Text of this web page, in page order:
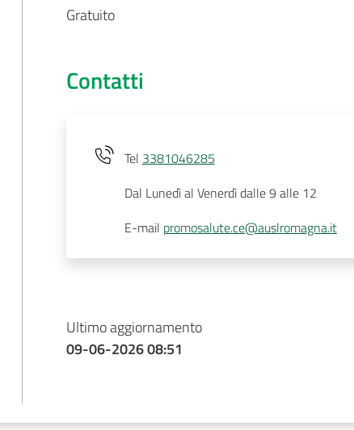
Gratuito
Contatti
Tel 3381046285
Dal Lunedì al Venerdì dalle 9 alle 12
E-mail promosalute.ce@auslromagna.it
Ultimo aggiornamento
09-06-2026 08:51